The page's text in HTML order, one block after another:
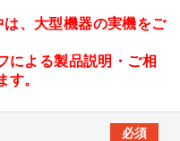
、大型機器の実機をご
による製品説明・ご相
。
必須